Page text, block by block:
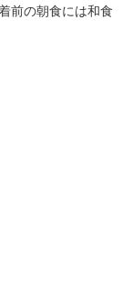
前の朝食には和食